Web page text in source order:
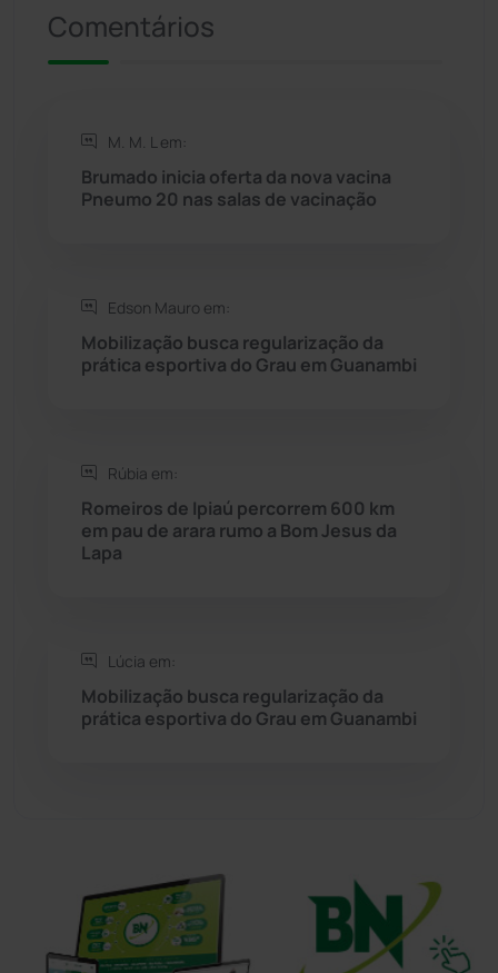
Riacho de Santana
Rio de Contas
Rio do Antônio
Saúde
Seabra (50)
Sítio do Mato
Sudoeste Baiano
Comentários
M. M. L em:
Brumado inicia oferta da nova vacina
Pneumo 20 nas salas de vacinação
Edson Mauro em:
Mobilização busca regularização da
prática esportiva do Grau em Guanambi
Rúbia em:
Romeiros de Ipiaú percorrem 600 km
em pau de arara rumo a Bom Jesus da
Lapa
Lúcia em:
Mobilização busca regularização da
prática esportiva do Grau em Guanambi